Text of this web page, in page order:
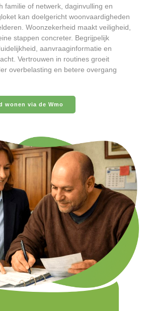
familie of netwerk, daginvulling en
kan doelgericht woonvaardigheden
Woonzekerheid maakt veiligheid,
stappen concreter. Begrijpelijk
aanvraaginformatie en
Vertrouwen in routines groeit
overbelasting en betere overgang
wonen via de Wmo